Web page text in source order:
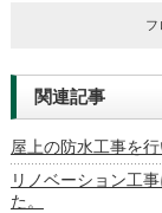
フ
関連記事
屋上の防水工事を行
リノベーション工
た。